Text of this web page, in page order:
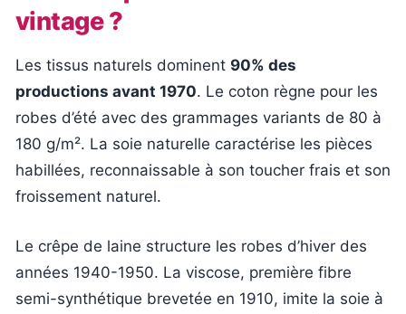
vintage ?
Les tissus naturels dominent 90% des
productions avant 1970. Le coton règne pour les
robes d’été avec des grammages variants de 80 à
180 g/m². La soie naturelle caractérise les pièces
habillées, reconnaissable à son toucher frais et son
froissement naturel.
Le crêpe de laine structure les robes d’hiver des
années 1940-1950. La viscose, première fibre
semi-synthétique brevetée en 1910, imite la soie à